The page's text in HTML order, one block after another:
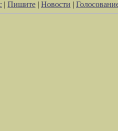
| Пишите | Новости |